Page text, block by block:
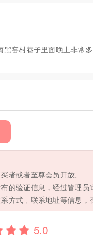
窑村巷子里面晚上非常
者或者至尊会员开放。
的验证信息，经过管理员
方式，联系地址等信息，